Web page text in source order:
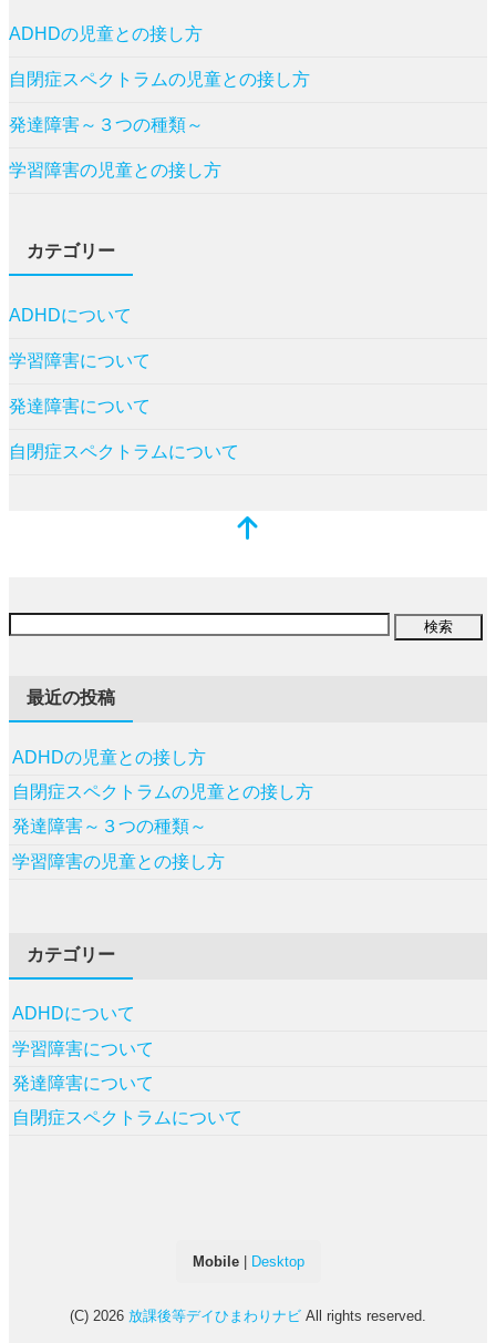
ADHDの児童との接し方
自閉症スペクトラムの児童との接し方
発達障害～３つの種類～
学習障害の児童との接し方
カテゴリー
ADHDについて
学習障害について
発達障害について
自閉症スペクトラムについて
最近の投稿
ADHDの児童との接し方
自閉症スペクトラムの児童との接し方
発達障害～３つの種類～
学習障害の児童との接し方
カテゴリー
ADHDについて
学習障害について
発達障害について
自閉症スペクトラムについて
Mobile| Desktop
(C) 2026 放課後等デイひまわりナビ All rights reserved.